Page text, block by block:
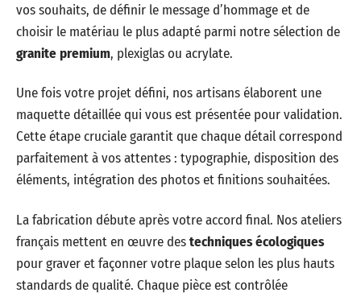
vos souhaits, de définir le message d’hommage et de
choisir le matériau le plus adapté parmi notre sélection de
granite premium, plexiglas ou acrylate.
Une fois votre projet défini, nos artisans élaborent une
maquette détaillée qui vous est présentée pour validation.
Cette étape cruciale garantit que chaque détail correspond
parfaitement à vos attentes : typographie, disposition des
éléments, intégration des photos et finitions souhaitées.
La fabrication débute après votre accord final. Nos ateliers
français mettent en œuvre destechniques écologiques
pour graver et façonner votre plaque selon les plus hauts
standards de qualité. Chaque pièce est contrôlée